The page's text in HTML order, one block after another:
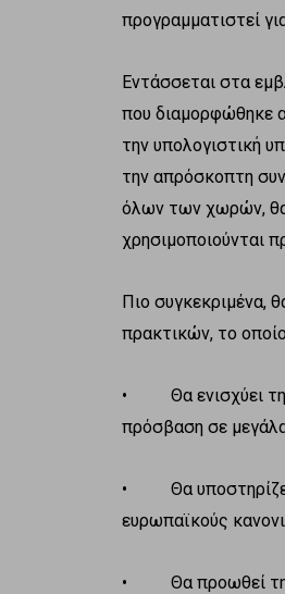
προγραμματιστεί
Εντάσσεται στα
που διαμορφώθηκε
την υπολογιστική
την απρόσκοπτη
όλων των χωρών, θα
χρησιμοποιούνται
Πιο συγκεκριμένα,
πρακτικών, το
• Θα ενισχύει την
πρόσβαση σε μεγάλα
• Θα υποστηρίζει
ευρωπαϊκούς
• Θα προωθεί την